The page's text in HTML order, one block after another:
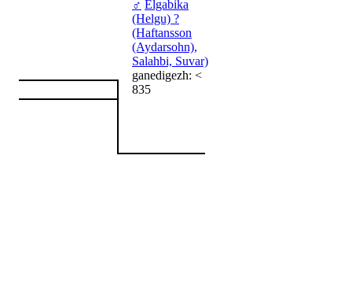
♂ Elgabika
(Helgu) ?
(Haftansson
(Aydarsohn),
Salahbi, Suvar)
ganedigezh: <
835